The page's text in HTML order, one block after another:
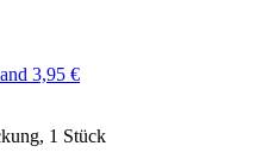
3,95 €
1 Stück